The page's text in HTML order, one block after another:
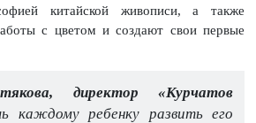
китайской живописи, а также
с цветом и создают свои первые
директор «Курчатов
каждому ребенку развить его